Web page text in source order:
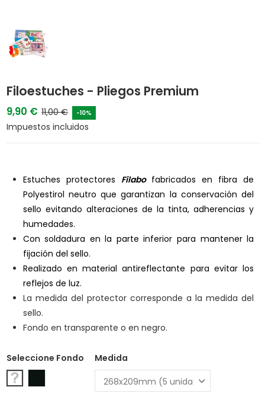
Filoestuches - Pliegos Premium
9,90 € 11,00 € -10%
Impuestos incluidos
Estuches protectores Filabo fabricados en fibra de
Polyestirol neutro que garantizan la conservación del
sello evitando alteraciones de la tinta, adherencias y
humedades.
Con soldadura en la parte inferior para mantener la
fijación del sello.
Realizado en material antireflectante para evitar los
reflejos de luz.
La medida del protector corresponde a la medida del
sello.
Fondo en transparente o en negro.
Seleccione Fondo
Transparente
Medida